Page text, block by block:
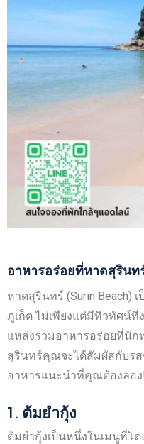
อาหารอร่อยที่หาดสุริน
หาดสุรินทร์ (Surin Beach)
ภูเก็ต ไม่เพียงแต่มีทิวทัศน์ที่
แหล่งรวมอาหารอร่อยที่นัก
สุรินทร์คุณจะได้สัมผัสกับร
อาหารแนะนำที่คุณต้องลอง!
1. ต้มยำกุ้ง
ต้มยำกุ้งเป็นหนึ่งในเมนูที่โ